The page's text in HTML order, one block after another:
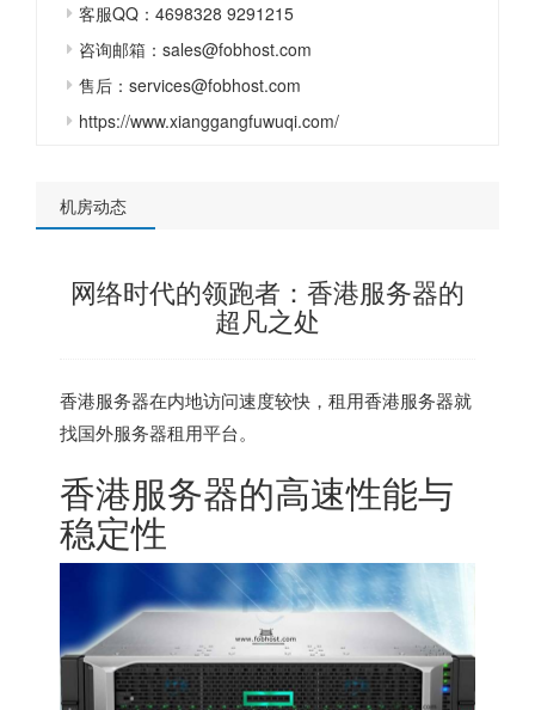
客服QQ：4698328 9291215
咨询邮箱：sales@fobhost.com
售后：services@fobhost.com
https://www.xianggangfuwuqi.com/
机房动态
网络时代的领跑者：香港服务器的
超凡之处
香港服务器在内地访问速度较快，租用香港服务器就
找国外服务器租用平台。
香港服务器的高速性能与
稳定性